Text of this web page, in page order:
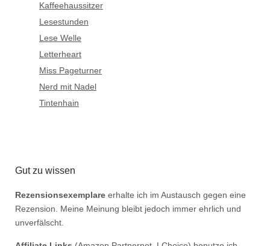
Kaffeehaussitzer
Lesestunden
Lese Welle
Letterheart
Miss Pageturner
Nerd mit Nadel
Tintenhain
Gut zu wissen
Rezensionsexemplare erhalte ich im Austausch gegen eine
Rezension. Meine Meinung bleibt jedoch immer ehrlich und
unverfälscht.